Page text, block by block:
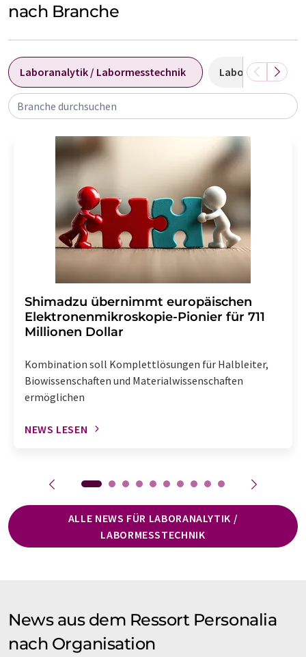
nach Branche
Laboranalytik / Labormesstechnik
Branche durchsuchen
Shimadzu übernimmt europäischen
Elektronenmikroskopie-Pionier für 711
Millionen Dollar
Kombination soll Komplettlösungen für Halbleiter,
Biowissenschaften und Materialwissenschaften
ermöglichen
NEWS LESEN
ALLE NEWS FÜR LABORANALYTIK /
LABORMESSTECHNIK
News aus dem Ressort Personalia
nach Organisation